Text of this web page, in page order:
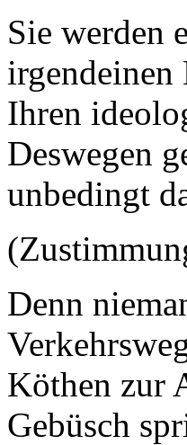
Sie werden
Ihren
Deswegen
unbedingt
Denn
Köthen zur
Gebüsch